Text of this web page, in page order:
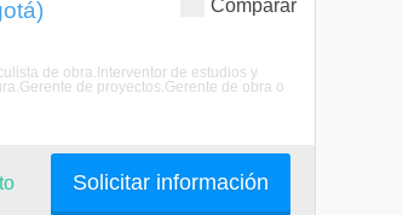
Comparar
de obra.Interventor de estudios y
de proyectos.Gerente de obra o
Solicitar información